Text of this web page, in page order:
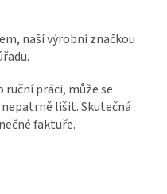
naší výrobní značkou
ruční práci, může se
lišit. Skutečná
faktuře.